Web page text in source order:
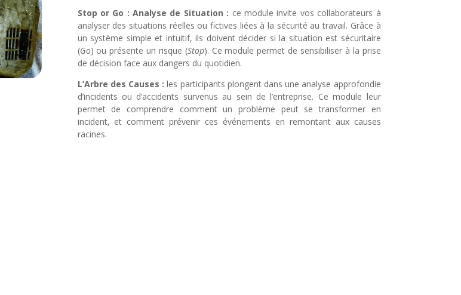
Stop or Go : Analyse de Situation : ce module invite vos collaborateurs à
analyser des situations réelles ou fictives liées à la sécurité au travail. Grâce à
un système simple et intuitif, ils doivent décider si la situation est sécuritaire
(Go) ou présente un risque (Stop). Ce module permet de sensibiliser à la prise
de décision face aux dangers du quotidien.
L’Arbre des Causes :les participants plongent dans une analyse approfondie
d’incidents ou d’accidents survenus au sein de l’entreprise. Ce module leur
permet de comprendre comment un problème peut se transformer en
incident, et comment prévenir ces événements en remontant aux causes
racines.